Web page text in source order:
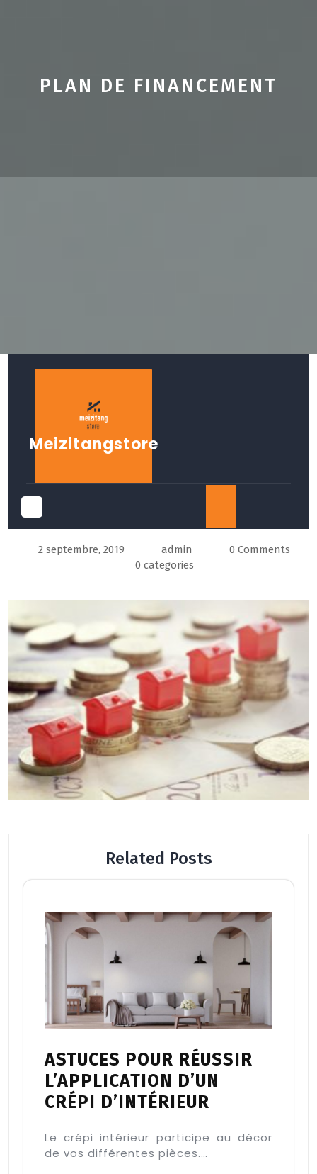
PLAN DE FINANCEMENT
Meizitangstore
Open
Button
2 septembre, 2019 admin
0 Comments
0 categories
Related Posts
ASTUCES POUR RÉUSSIR
L’APPLICATION D’UN
CRÉPI D’INTÉRIEUR
Le crépi intérieur participe au décor
de vos différentes pièces.…